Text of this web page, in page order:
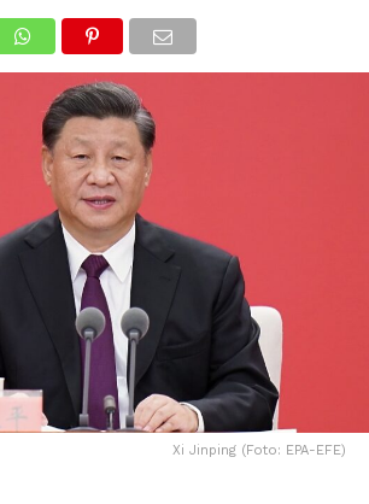
Xi Jinping (Foto: EPA-EFE)